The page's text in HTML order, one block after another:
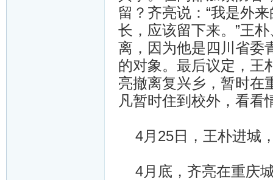
留？齐亮说：“我是外
长，应该留下来。”王
离，因为他是四川省委
的对象。最后议定，王
亮撤离复兴乡，暂时在
凡暂时住到校外，看看
4月25日，王朴进城
4月底，齐亮在重庆